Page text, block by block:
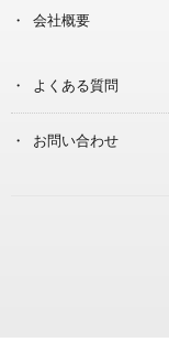
会社概要
よくある質問
お問い合わせ